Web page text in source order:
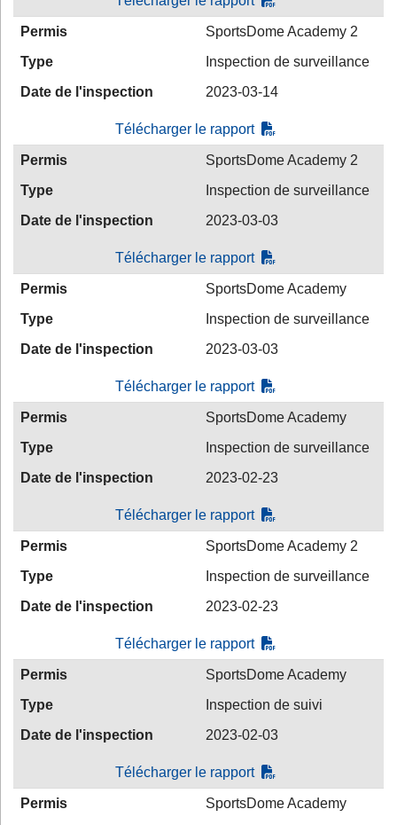
Permis
SportsDome Academy 2
Type
Inspection de surveillance
Date de l'inspection
2023-03-14
Télécharger le rapport
Permis
SportsDome Academy 2
Type
Inspection de surveillance
Date de l'inspection
2023-03-03
Télécharger le rapport
Permis
SportsDome Academy
Type
Inspection de surveillance
Date de l'inspection
2023-03-03
Télécharger le rapport
Permis
SportsDome Academy
Type
Inspection de surveillance
Date de l'inspection
2023-02-23
Télécharger le rapport
Permis
SportsDome Academy 2
Type
Inspection de surveillance
Date de l'inspection
2023-02-23
Télécharger le rapport
Permis
SportsDome Academy
Type
Inspection de suivi
Date de l'inspection
2023-02-03
Télécharger le rapport
Permis
SportsDome Academy